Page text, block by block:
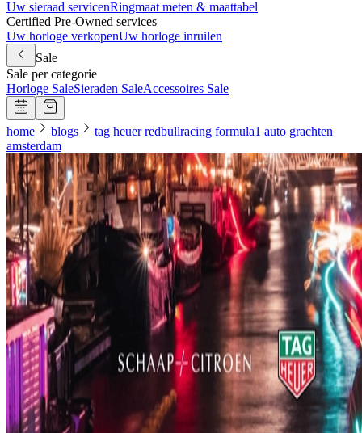
Uw sieraad servicenRingmaat meten & maattabel
Certified Pre-Owned services
Uw horloge verkopenUw horloge inruilen
Sale
Sale per categorie
Horloge SaleSieraden SaleAccessoires Sale
home blogs
tag heuer redbullracing formula1 auto grachten
amsterdam